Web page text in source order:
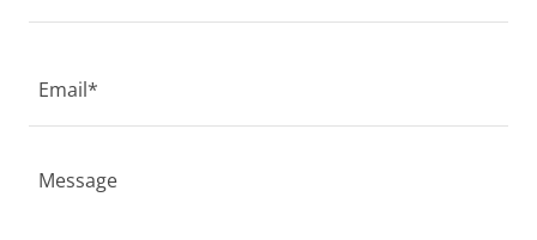
Email*